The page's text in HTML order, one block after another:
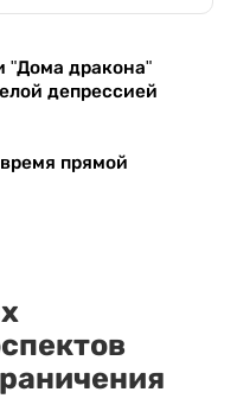
"Дома дракона"
депрессией
время прямой